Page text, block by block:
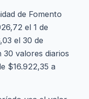
de Fomento
el 1 de
el 30 de
valores diarios
$16.922,35 a